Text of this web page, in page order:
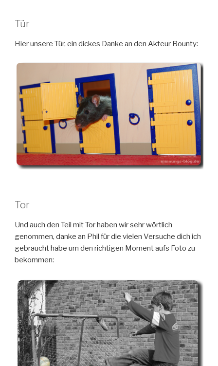
Tür
Hier unsere Tür, ein dickes Danke an den Akteur Bounty:
Tor
Und auch den Teil mit Tor haben wir sehr wörtlich
genommen, danke an Phil für die vielen Versuche dich ich
gebraucht habe um den richtigen Moment aufs Foto zu
bekommen: